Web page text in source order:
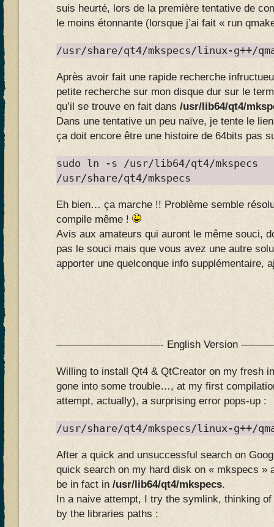
suis heurté, lors de la première tentative de
le moins étonnante (lorsque j’ai fait « run
/usr/share/qt4/mkspecs/linux-g++/
Après avoir fait une rapide recherche
petite recherche sur mon disque dur sur le
qu’il se trouve en fait dans /usr/lib64/qt4/
Dans une tentative un peu naïve, je tente le
ça doit encore être une histoire de 64bits pas
sudo ln -s /usr/lib64/qt4/mkspecs
/usr/share/qt4/mkspecs
Eh bien… ça marche !! Problème semble
compile même !
Avis aux amateurs qui auront le même souci,
pas le souci mais que vous avez une autre
apporter une quelconque info supplémentaire,
——————————- English Version
Willing to install Qt4 & QtCreator on my fresh
gone into some trouble…, at my first
attempt, actually), a surprising error pops-up :
/usr/share/qt4/mkspecs/linux-g++/
After a quick and unsuccessful search on
quick search on my hard disk on « mkspecs »
be in fact in /usr/lib64/qt4/mkspecs.
In a naive attempt, I try the symlink, thinking
by the libraries paths :